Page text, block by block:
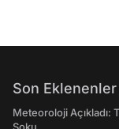
Son Eklenenler
Meteoroloji